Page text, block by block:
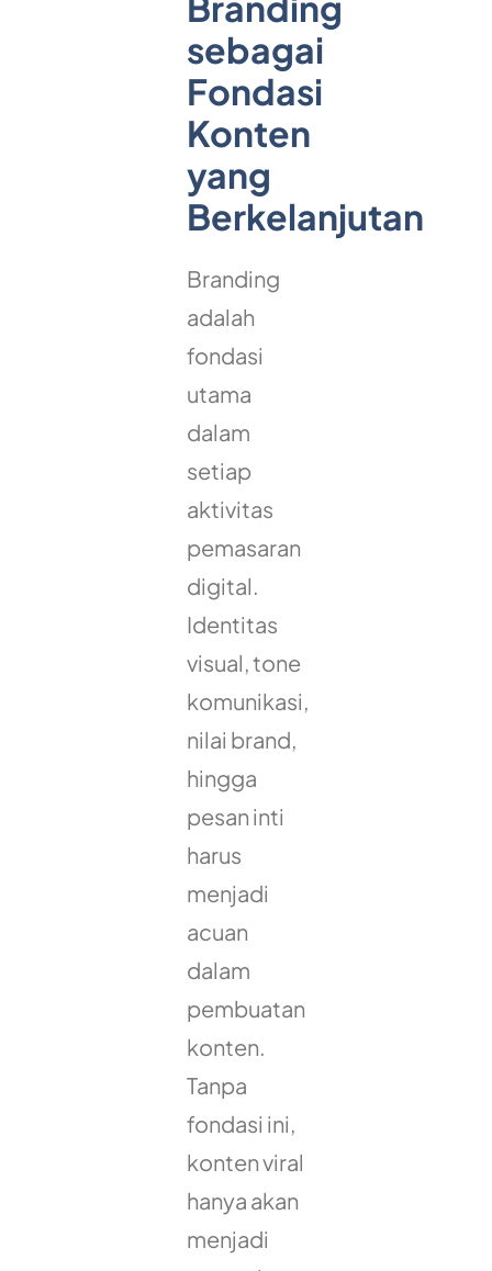
sebagai
Fondasi
Konten
yang
Berkelanjutan
Branding
adalah
fondasi
utama
dalam
setiap
aktivitas
pemasaran
digital.
Identitas
visual, tone
komunikasi,
nilai brand,
hingga
pesan inti
harus
menjadi
acuan
dalam
pembuatan
konten.
Tanpa
fondasi ini,
konten viral
hanya akan
menjadi